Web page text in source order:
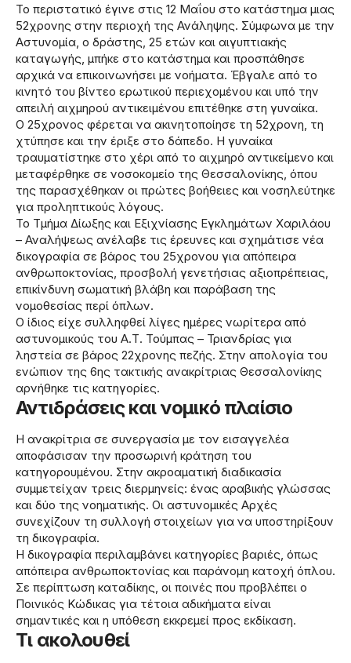
Το περιστατικό έγινε στις 12 Μαΐου στο κατάστημα μιας
52χρονης στην περιοχή της Ανάληψης. Σύμφωνα με την
Αστυνομία, ο δράστης, 25 ετών και αιγυπτιακής
καταγωγής, μπήκε στο κατάστημα και προσπάθησε
αρχικά να επικοινωνήσει με νοήματα. Έβγαλε από το
κινητό του βίντεο ερωτικού περιεχομένου και υπό την
απειλή αιχμηρού αντικειμένου επιτέθηκε στη γυναίκα.
Ο 25χρονος φέρεται να ακινητοποίησε τη 52χρονη, τη
χτύπησε και την έριξε στο δάπεδο. Η γυναίκα
τραυματίστηκε στο χέρι από το αιχμηρό αντικείμενο και
μεταφέρθηκε σε νοσοκομείο της Θεσσαλονίκης, όπου
της παρασχέθηκαν οι πρώτες βοήθειες και νοσηλεύτηκε
για προληπτικούς λόγους.
Το Τμήμα Δίωξης και Εξιχνίασης Εγκλημάτων Χαριλάου
– Αναλήψεως ανέλαβε τις έρευνες και σχημάτισε νέα
δικογραφία σε βάρος του 25χρονου για απόπειρα
ανθρωποκτονίας, προσβολή γενετήσιας αξιοπρέπειας,
επικίνδυνη σωματική βλάβη και παράβαση της
νομοθεσίας περί όπλων.
Ο ίδιος είχε συλληφθεί λίγες ημέρες νωρίτερα από
αστυνομικούς του Α.Τ. Τούμπας – Τριανδρίας για
ληστεία σε βάρος 22χρονης πεζής. Στην απολογία του
ενώπιον της 6ης τακτικής ανακρίτριας Θεσσαλονίκης
αρνήθηκε τις κατηγορίες.
Αντιδράσεις και νομικό πλαίσιο
Η ανακρίτρια σε συνεργασία με τον εισαγγελέα
αποφάσισαν την προσωρινή κράτηση του
κατηγορουμένου. Στην ακροαματική διαδικασία
συμμετείχαν τρεις διερμηνείς: ένας αραβικής γλώσσας
και δύο της νοηματικής. Οι αστυνομικές Αρχές
συνεχίζουν τη συλλογή στοιχείων για να υποστηρίξουν
τη δικογραφία.
Η δικογραφία περιλαμβάνει κατηγορίες βαριές, όπως
απόπειρα ανθρωποκτονίας και παράνομη κατοχή όπλου.
Σε περίπτωση καταδίκης, οι ποινές που προβλέπει ο
Ποινικός Κώδικας για τέτοια αδικήματα είναι
σημαντικές και η υπόθεση εκκρεμεί προς εκδίκαση.
Τι ακολουθεί